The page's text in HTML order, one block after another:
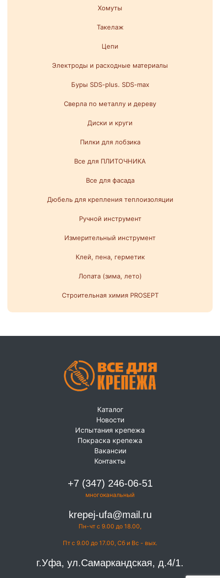
Хомуты
Такелаж
Цепи
Электроды и расходные материалы
Буры SDS-plus. SDS-max
Сверла по металлу и дереву
Диски и круги
Пилки для лобзика
Все для ПЛИТОЧНИКА
Все для фасада
Дюбель для крепления теплоизоляции
Ручной инструмент
Измерительный инструмент
Клей, пена, герметик
Лопата (зима, лето)
Строительная химия PROSEPT
Каталог
Новости
Испытания крепежа
Покраска крепежа
Вакансии
Контакты
+7 (347) 246-06-51
многоканальный
krepej-ufa@mail.ru
Пн-чт с 9.00 до 18.00,
Пт с 9.00 до 17.00, Сб и Вс - вых.
г.Уфа, ул.Самаркандская, д.4/1.